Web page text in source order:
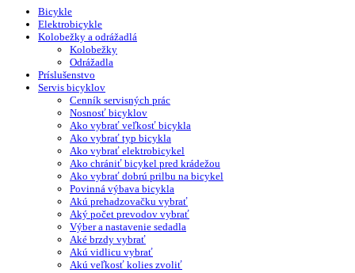
Bicykle
Elektrobicykle
Kolobežky a odrážadlá
Kolobežky
Odrážadla
Príslušenstvo
Servis bicyklov
Cenník servisných prác
Nosnosť bicyklov
Ako vybrať veľkosť bicykla
Ako vybrať typ bicykla
Ako vybrať elektrobicykel
Ako chrániť bicykel pred krádežou
Ako vybrať dobrú prilbu na bicykel
Povinná výbava bicykla
Akú prehadzovačku vybrať
Aký počet prevodov vybrať
Výber a nastavenie sedadla
Aké brzdy vybrať
Akú vidlicu vybrať
Akú veľkosť kolies zvoliť